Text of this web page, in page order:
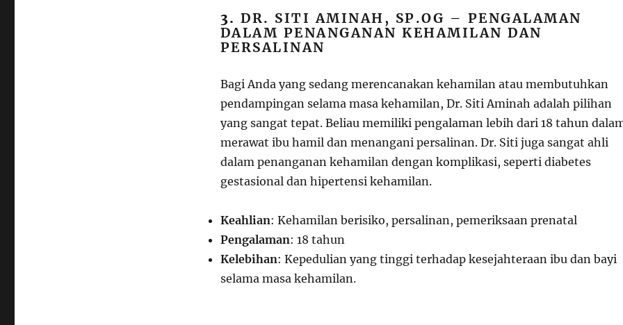
3.DR. SITI AMINAH, SP.OG – PENGALAMAN
DALAM PENANGANAN KEHAMILAN DAN
PERSALINAN
Bagi Anda yang sedang merencanakan kehamilan atau membutuhkan
pendampingan selama masa kehamilan, Dr. Siti Aminah adalah pilihan
yang sangat tepat. Beliau memiliki pengalaman lebih dari 18 tahun
merawat ibu hamil dan menangani persalinan. Dr. Siti juga sangat ahli
dalam penanganan kehamilan dengan komplikasi, seperti diabetes
gestasional dan hipertensi kehamilan.
Keahlian: Kehamilan berisiko, persalinan, pemeriksaan prenatal
Pengalaman: 18 tahun
Kelebihan: Kepedulian yang tinggi terhadap kesejahteraan ibu dan bayi
selama masa kehamilan.